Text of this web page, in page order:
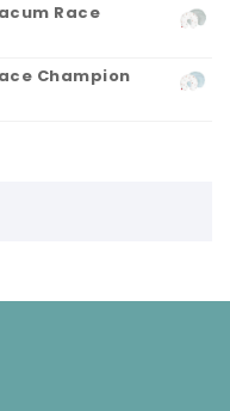
Race
Champion